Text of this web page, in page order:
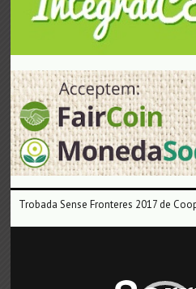
Trobada Sense Fronteres 2017 de